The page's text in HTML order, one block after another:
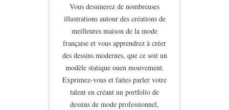
Vous dessinerez de nombreuses
illustrations autour des créations de
meilleures maison de la mode
française et vous apprendrez à créer
des dessins modernes, que ce soit un
modèle statique ouen mouvement.
Exprimez-vous et faites parler votre
talent en créant un portfolio de
dessins de mode professionnel,